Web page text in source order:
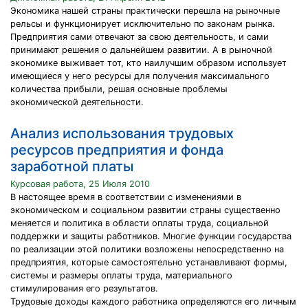
Экономика нашей страны практически перешла на рыночные
рельсы и функционирует исключительно по законам рынка.
Предприятия сами отвечают за свою деятельность, и сами
принимают решения о дальнейшем развитии. А в рыночной
экономике выживает тот, кто наилучшим образом использует
имеющиеся у него ресурсы для получения максимального
количества прибыли, решая основные проблемы
экономической деятельности.
Анализ использования трудовых
ресурсов предприятия и фонда
заработной платы
Курсовая работа, 25 Июля 2010
В настоящее время в соответствии с изменениями в
экономическом и социальном развитии страны существенно
меняется и политика в области оплаты труда, социальной
поддержки и защиты работников. Многие функции государства
по реализации этой политики возложены непосредственно на
предприятия, которые самостоятельно устанавливают формы,
системы и размеры оплаты труда, материального
стимулирования его результатов.
Трудовые доходы каждого работника определяются его личным